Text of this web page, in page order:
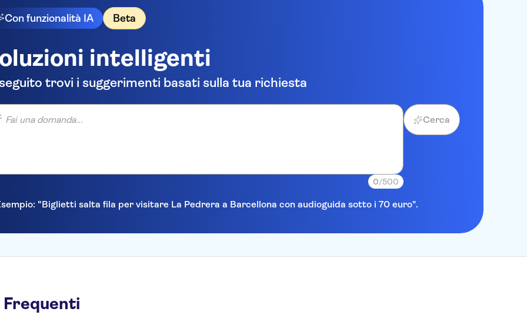
Con funzionalità IA Beta
intelligenti
trovi i suggerimenti basati sulla tua richiesta
domanda...
0/500
Cerca
"Biglietti salta fila per visitare La Pedrera a Barcellona con audioguida sotto i 70 euro".